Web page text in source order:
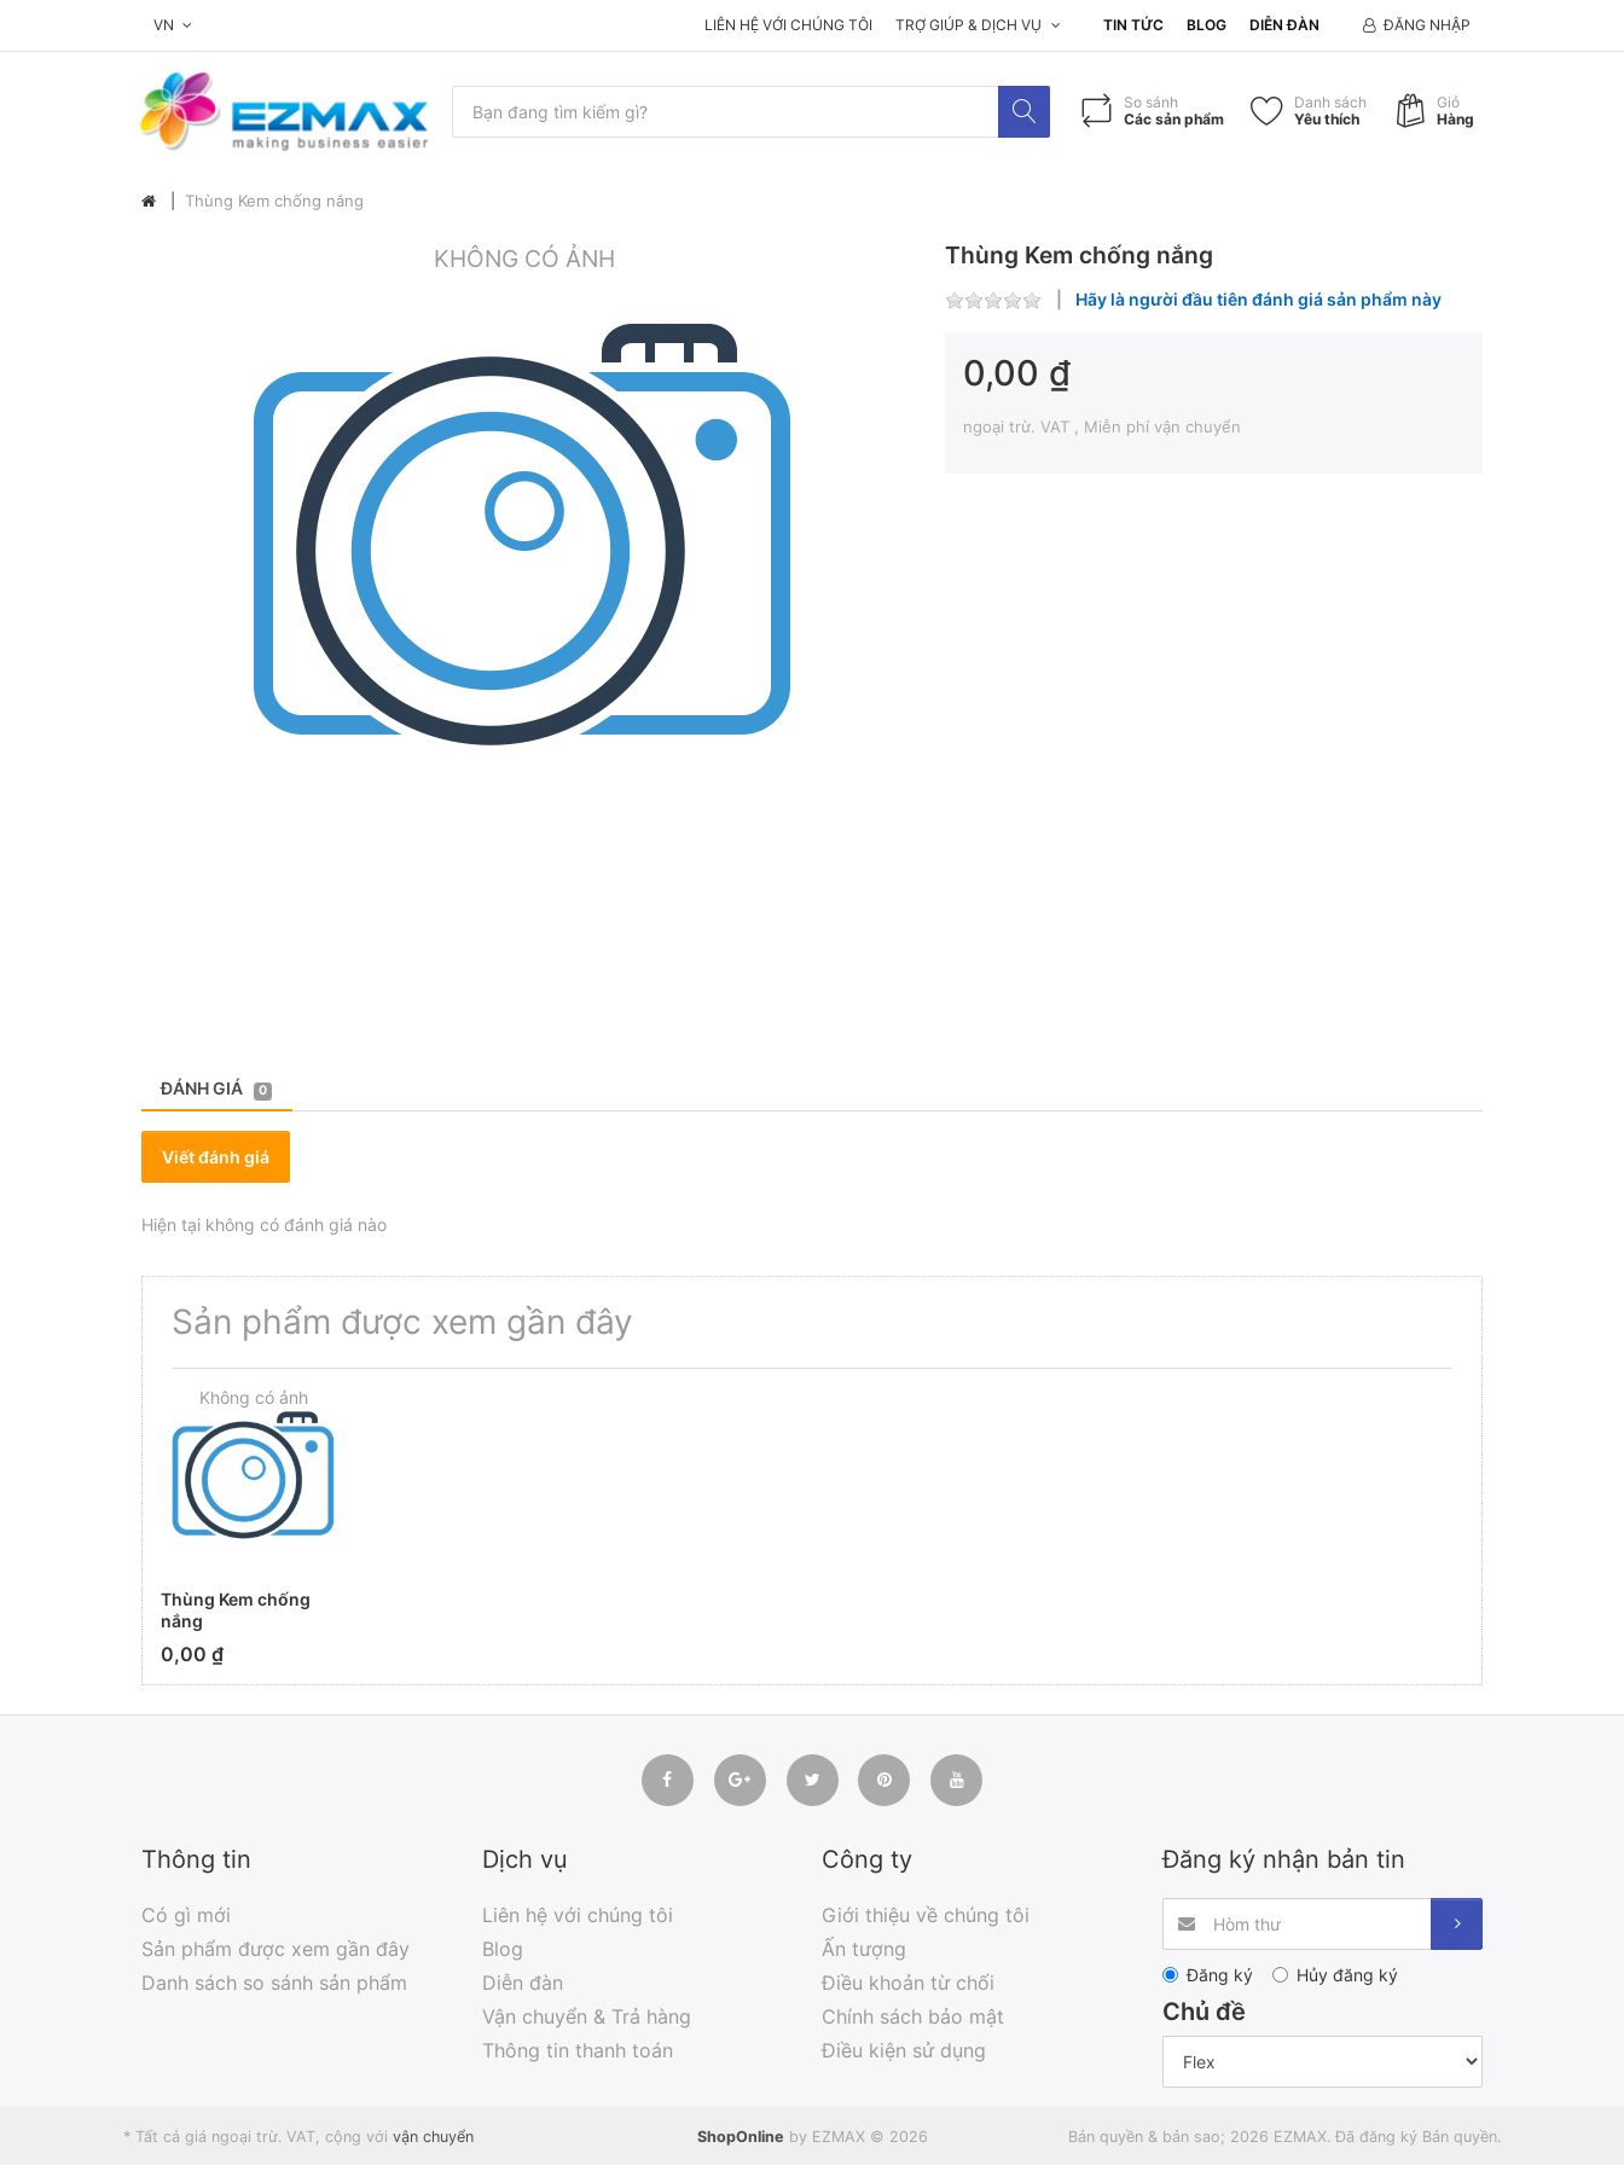
VN LIÊN HỆ VỚI CHÚNG TÔI TRỢ GIÚP & DỊCH VỤ TIN TỨC BLOG DIỄN ĐÀN ĐĂNG NHẬP
So sánh
Các sản phẩm
Danh sách
Yêu thích
Giỏ
Hàng
Thùng Kem chống nắng
Thùng Kem chống nắng
Hãy là người đầu tiên đánh giá sản phẩm này
0,00 ₫
ngoại trừ. VAT , Miễn phí vận chuyển
ĐÁNH GIÁ 0
Viết đánh giá
Hiện tại không có đánh giá nào
Sản phẩm được xem gần đây
Thùng Kem chống
nắng
0,00 ₫
Thông tin
Có gì mới
Sản phẩm được xem gần đây
Danh sách so sánh sản phẩm
Dịch vụ
Liên hệ với chúng tôi
Blog
Diễn đàn
Vận chuyển & Trả hàng
Thông tin thanh toán
Công ty
Giới thiệu về chúng tôi
Ấn tượng
Điều khoản từ chối
Chính sách bảo mật
Điều kiện sử dụng
Đăng ký nhận bản tin
Đăng ký Hủy đăng ký
Chủ đề
* Tất cả giá ngoại trừ. VAT, cộng với vận chuyển ShopOnline by EZMAX © 2026 Bản quyền & bản sao; 2026 EZMAX. Đã đăng ký Bản quyền.